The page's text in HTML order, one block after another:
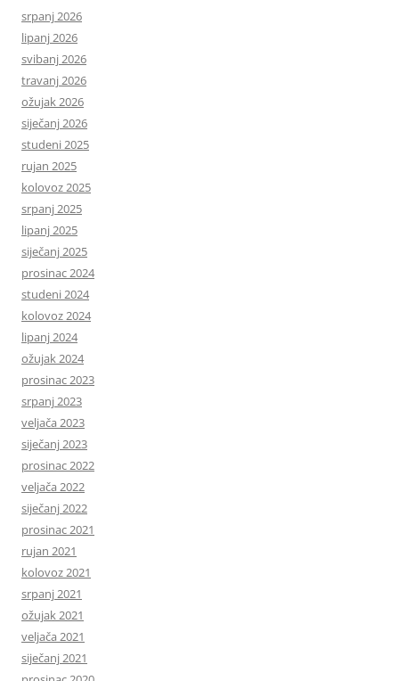
srpanj 2026
lipanj 2026
svibanj 2026
travanj 2026
ožujak 2026
siječanj 2026
studeni 2025
rujan 2025
kolovoz 2025
srpanj 2025
lipanj 2025
siječanj 2025
prosinac 2024
studeni 2024
kolovoz 2024
lipanj 2024
ožujak 2024
prosinac 2023
srpanj 2023
veljača 2023
siječanj 2023
prosinac 2022
veljača 2022
siječanj 2022
prosinac 2021
rujan 2021
kolovoz 2021
srpanj 2021
ožujak 2021
veljača 2021
siječanj 2021